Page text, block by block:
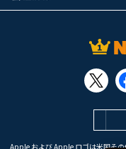
Apple および Apple ロゴは米国そ